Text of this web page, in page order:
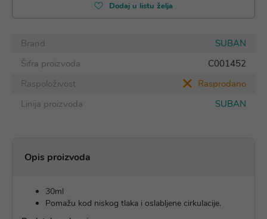
Dodaj u listu želja
Brand
SUBAN
Šifra proizvoda
C001452
Raspoloživost
Rasprodano
Linija proizvoda
SUBAN
Opis proizvoda
30ml
Pomažu kod niskog tlaka i oslabljene cirkulacije.